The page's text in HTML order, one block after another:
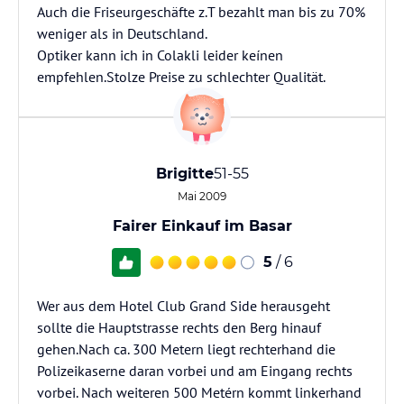
Auch die Friseurgeschäfte z.T bezahlt man bis zu 70%
weniger als in Deutschland.
Optiker kann ich in Colakli leider keínen
empfehlen.Stolze Preise zu schlechter Qualität.
Brigitte51-55
Mai 2009
Fairer Einkauf im Basar
5 / 6
Wer aus dem Hotel Club Grand Side herausgeht
sollte die Hauptstrasse rechts den Berg hinauf
gehen.Nach ca. 300 Metern liegt rechterhand die
Polizeikaserne daran vorbei und am Eingang rechts
vorbei. Nach weiteren 500 Metérn kommt linkerhand